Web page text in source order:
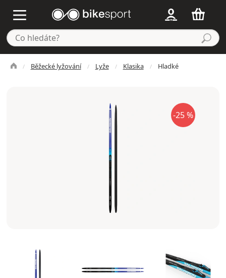
Běžecké lyžování Lyže Klasika Hladké
-25 %